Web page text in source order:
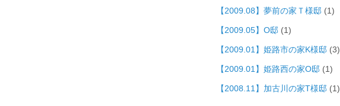
【2009.08】夢前の家Ｔ様邸 (1)
【2009.05】O邸 (1)
【2009.01】姫路市の家K様邸 (3)
【2009.01】姫路西の家O邸 (1)
【2008.11】加古川の家T様邸 (1)